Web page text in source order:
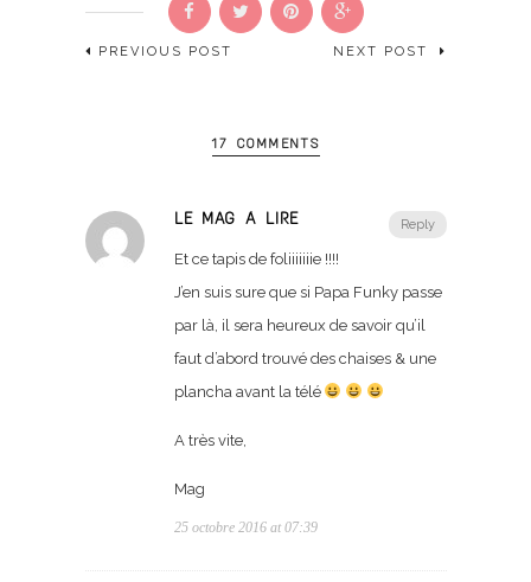
PREVIOUS POST NEXT POST
17 COMMENTS
Reply
LE MAG À LIRE
Et ce tapis de foliiiiiiie !!!!
J’en suis sure que si Papa Funky passe
par là, il sera heureux de savoir qu’il
faut d’abord trouvé des chaises & une
plancha avant la télé
A très vite,
Mag
25 octobre 2016 at 07:39